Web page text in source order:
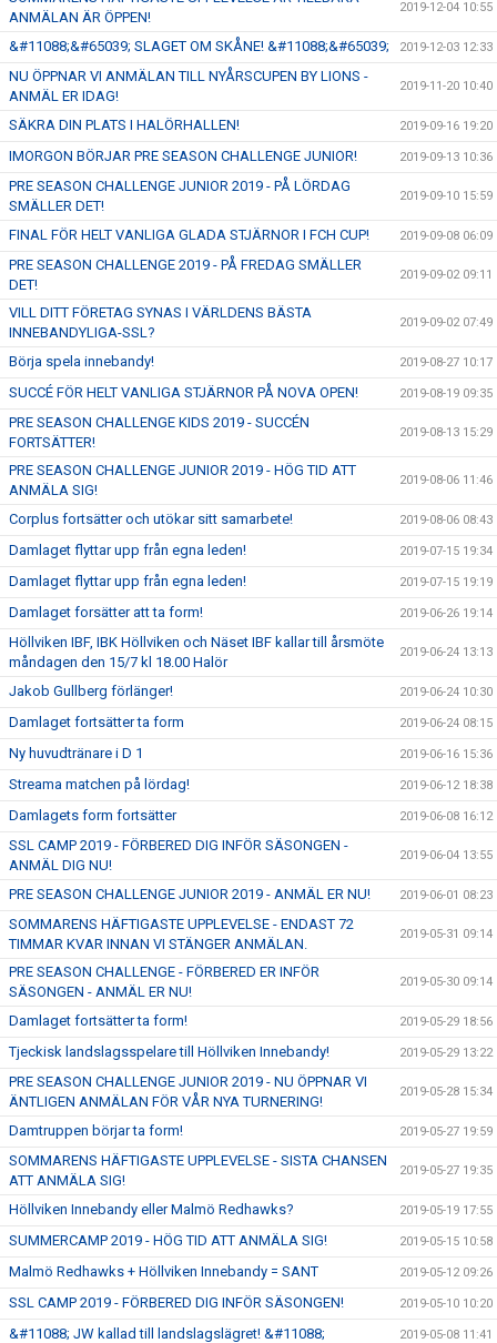
ANMÄLAN ÄR ÖPPEN!
2019-12-04 10:55
&#11088;&#65039; SLAGET OM SKÅNE! &#11088;&#65039; 2019-12-03 12:33
NU ÖPPNAR VI ANMÄLAN TILL NYÅRSCUPEN BY LIONS -
ANMÄL ER IDAG!
2019-11-20 10:40
SÄKRA DIN PLATS I HALÖRHALLEN! 2019-09-16 19:20
IMORGON BÖRJAR PRE SEASON CHALLENGE JUNIOR! 2019-09-13 10:36
PRE SEASON CHALLENGE JUNIOR 2019 - PÅ LÖRDAG
SMÄLLER DET!
2019-09-10 15:59
FINAL FÖR HELT VANLIGA GLADA STJÄRNOR I FCH CUP! 2019-09-08 06:09
PRE SEASON CHALLENGE 2019 - PÅ FREDAG SMÄLLER
DET!
2019-09-02 09:11
VILL DITT FÖRETAG SYNAS I VÄRLDENS BÄSTA
INNEBANDYLIGA-SSL?
2019-09-02 07:49
Börja spela innebandy! 2019-08-27 10:17
SUCCÉ FÖR HELT VANLIGA STJÄRNOR PÅ NOVA OPEN! 2019-08-19 09:35
PRE SEASON CHALLENGE KIDS 2019 - SUCCÉN
FORTSÄTTER!
2019-08-13 15:29
PRE SEASON CHALLENGE JUNIOR 2019 - HÖG TID ATT
ANMÄLA SIG!
2019-08-06 11:46
Corplus fortsätter och utökar sitt samarbete! 2019-08-06 08:43
Damlaget flyttar upp från egna leden! 2019-07-15 19:34
Damlaget flyttar upp från egna leden! 2019-07-15 19:19
Damlaget forsätter att ta form! 2019-06-26 19:14
Höllviken IBF, IBK Höllviken och Näset IBF kallar till årsmöte
måndagen den 15/7 kl 18.00 Halör
2019-06-24 13:13
Jakob Gullberg förlänger! 2019-06-24 10:30
Damlaget fortsätter ta form 2019-06-24 08:15
Ny huvudtränare i D 1 2019-06-16 15:36
Streama matchen på lördag! 2019-06-12 18:38
Damlagets form fortsätter 2019-06-08 16:12
SSL CAMP 2019 - FÖRBERED DIG INFÖR SÄSONGEN -
ANMÄL DIG NU!
2019-06-04 13:55
PRE SEASON CHALLENGE JUNIOR 2019 - ANMÄL ER NU! 2019-06-01 08:23
SOMMARENS HÄFTIGASTE UPPLEVELSE - ENDAST 72
TIMMAR KVAR INNAN VI STÄNGER ANMÄLAN.
2019-05-31 09:14
PRE SEASON CHALLENGE - FÖRBERED ER INFÖR
SÄSONGEN - ANMÄL ER NU!
2019-05-30 09:14
Damlaget fortsätter ta form! 2019-05-29 18:56
Tjeckisk landslagsspelare till Höllviken Innebandy! 2019-05-29 13:22
PRE SEASON CHALLENGE JUNIOR 2019 - NU ÖPPNAR VI
ÄNTLIGEN ANMÄLAN FÖR VÅR NYA TURNERING!
2019-05-28 15:34
Damtruppen börjar ta form! 2019-05-27 19:59
SOMMARENS HÄFTIGASTE UPPLEVELSE - SISTA CHANSEN
ATT ANMÄLA SIG!
2019-05-27 19:35
Höllviken Innebandy eller Malmö Redhawks? 2019-05-19 17:55
SUMMERCAMP 2019 - HÖG TID ATT ANMÄLA SIG! 2019-05-15 10:58
Malmö Redhawks + Höllviken Innebandy = SANT 2019-05-12 09:26
SSL CAMP 2019 - FÖRBERED DIG INFÖR SÄSONGEN! 2019-05-10 10:20
&#11088; JW kallad till landslagslägret! &#11088; 2019-05-08 11:41